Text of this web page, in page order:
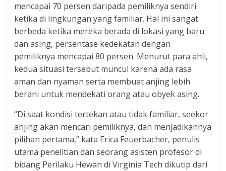
mencapai 70 persen daripada pemiliknya sendiri
ketika di lingkungan yang familiar. Hal ini sangat
berbeda ketika mereka berada di lokasi yang baru
dan asing, persentase kedekatan dengan
pemiliknya mencapai 80 persen. Menurut para ahli,
kedua situasi tersebut muncul karena ada rasa
aman dan nyaman serta membuat anjing lebih
berani untuk mendekati orang atau obyek asing.
“Di saat kondisi tertekan atau tidak familiar, seekor
anjing akan mencari pemiliknya, dan menjadikannya
pilihan pertama,” kata Erica Feuerbacher, penulis
utama penelitian dan seorang asisten profesor di
bidang Perilaku Hewan di Virginia Tech dikutip dari